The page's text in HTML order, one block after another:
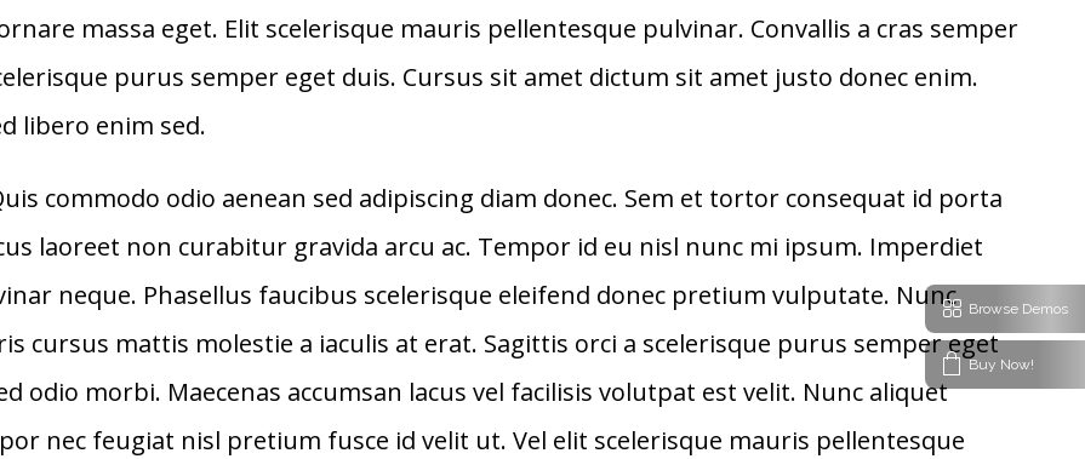
massa eget. Elit scelerisque mauris pellentesque pulvinar. Convallis a cras semper
purus semper eget duis. Cursus sit amet dictum sit amet justo donec enim.
libero enim sed.
commodo odio aenean sed adipiscing diam donec. Sem et tortor consequat id porta
laoreet non curabitur gravida arcu ac. Tempor id eu nisl nunc mi ipsum. Imperdiet
neque. Phasellus faucibus scelerisque eleifend donec pretium vulputate. Nunc
cursus mattis molestie a iaculis at erat. Sagittis orci a scelerisque purus semper eget
odio morbi. Maecenas accumsan lacus vel facilisis volutpat est velit. Nunc aliquet
nec feugiat nisl pretium fusce id velit ut. Vel elit scelerisque mauris pellentesque
Browse Demos
Buy Now!